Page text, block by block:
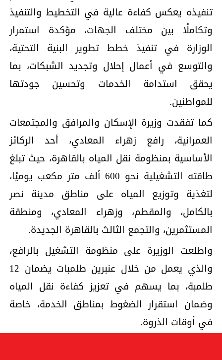
تنفيذه يعكس كفاءة عالية في التخطيط والتنفيذ
وتكاملًا بين مختلف الجهات، مؤكدة استمرار
الوزارة في تنفيذ خطط تطوير البنية التحتية،
والتوسع في أعمال إحلال وتجديد الشبكات، بما
يحقق استدامة الخدمات وتحسين جودتها
للمواطنين.
كما تفقدت وزيرة الإسكان والمرافق والمجتمعات
العمرانية، رافع زهراء المعادي، أحد الركائز
الأساسية بمنظومة نقل المياه بالقاهرة، حيث تبلغ
طاقته التشغيلية نحو 600 ألف متر مكعب يوميًا،
لتغذية وتوزيع المياه على مناطق مدينة نصر
بالكامل، والمقطم، وزهراء المعادي، ومنطقة
المستثمرين، والتجمع الثالث بالقاهرة الجديدة.
واطلعت الوزيرة على منظومة التشغيل بالرافع،
والذي يعمل من خلال عنبرين طلمبات يضمان 12
طلمبة، بما يسهم في تعزيز كفاءة نقل المياه
وضمان استقرار الضغوط بمناطق الخدمة، خاصة
في أوقات الذروة.